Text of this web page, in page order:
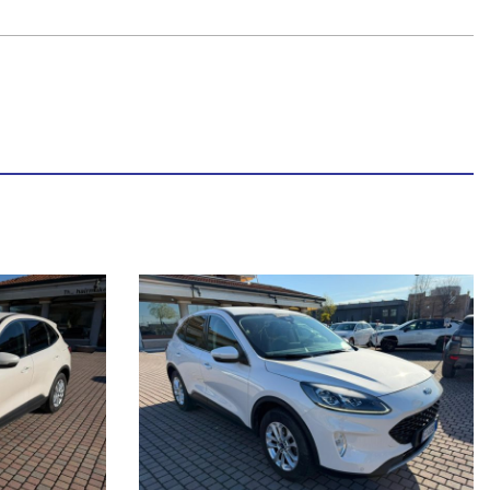
proposta, a causa di differenti modalità di pubblicazione dei